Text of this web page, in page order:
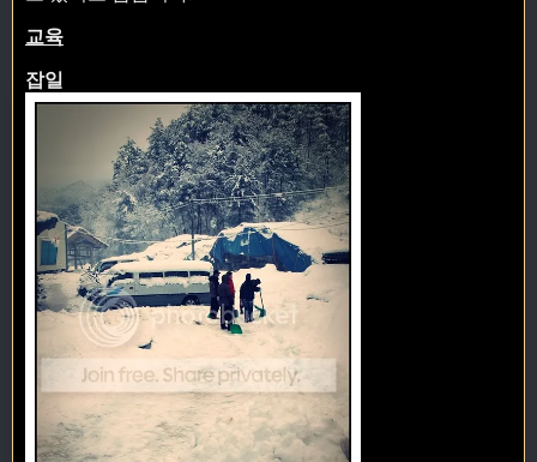
교육
잡일